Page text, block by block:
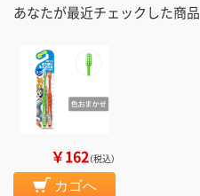
あなたが最近チェックした商品
￥162（税込）
カゴへ